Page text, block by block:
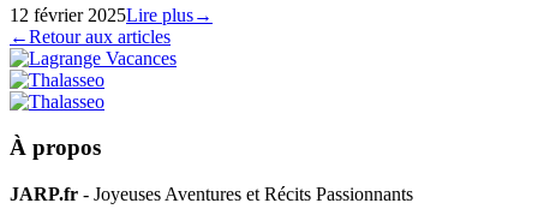
12 février 2025Lire plus→
←Retour aux articles
À propos
JARP.fr - Joyeuses Aventures et Récits Passionnants